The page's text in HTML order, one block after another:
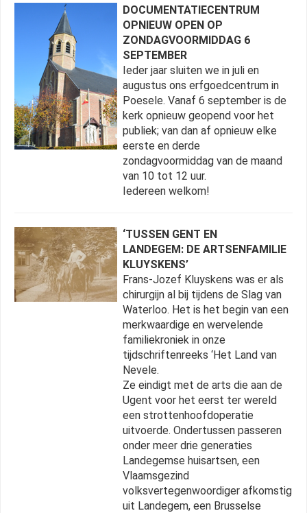
DOCUMENTATIECENTRUM
OPNIEUW OPEN OP
ZONDAGVOORMIDDAG 6
SEPTEMBER
Ieder jaar sluiten we in juli en
augustus ons erfgoedcentrum in
Poesele. Vanaf 6 september is de
kerk opnieuw geopend voor het
publiek; van dan af opnieuw elke
eerste en derde
zondagvoormiddag van de maand
van 10 tot 12 uur.
Iedereen welkom!
‘TUSSEN GENT EN
LANDEGEM: DE ARTSENFAMILIE
KLUYSKENS’
Frans-Jozef Kluyskens was er als
chirurgijn al bij tijdens de Slag van
Waterloo. Het is het begin van een
merkwaardige en wervelende
familiekroniek in onze
tijdschriftenreeks ‘Het Land van
Nevele.
Ze eindigt met de arts die aan de
Ugent voor het eerst ter wereld
een strottenhoofdoperatie
uitvoerde. Ondertussen passeren
onder meer drie generaties
Landegemse huisartsen, een
Vlaamsgezind
volksvertegenwoordiger afkomstig
uit Landegem, een Brusselse